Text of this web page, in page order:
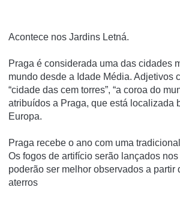
Acontece nos Jardins Letná.
Praga é considerada uma das cidades
mundo desde a Idade Média. Adjetivos
“cidade das cem torres”, “a coroa do
atribuídos a Praga, que está localizada
Europa.
Praga recebe o ano com uma
Os fogos de artifício serão lançados
poderão ser melhor observados a partir
aterros